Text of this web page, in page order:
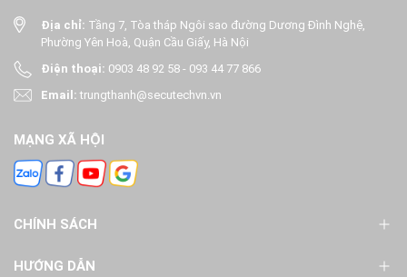
Địa chỉ: Tầng 7, Tòa tháp Ngôi sao đường Dương Đình Nghệ,
Phường Yên Hoà, Quận Cầu Giấy, Hà Nội
Điện thoại: 0903 48 92 58 - 093 44 77 866
Email:trungthanh@secutechvn.vn
MẠNG XÃ HỘI
CHÍNH SÁCH
HƯỚNG DẪN